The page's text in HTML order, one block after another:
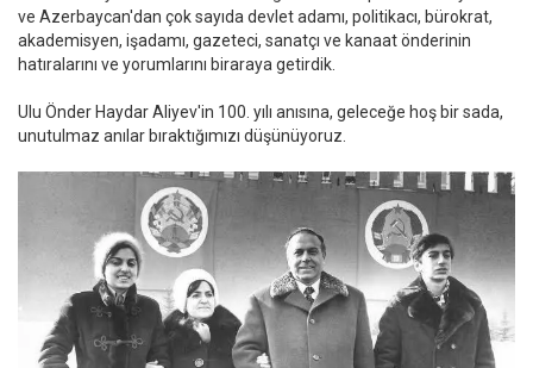
ve Azerbaycan'dan çok sayıda devlet adamı, politikacı, bürokrat,
akademisyen, işadamı, gazeteci, sanatçı ve kanaat önderinin
hatıralarını ve yorumlarını biraraya getirdik.
Ulu Önder Haydar Aliyev'in 100. yılı anısına, geleceğe hoş bir sada,
unutulmaz anılar bıraktığımızı düşünüyoruz.